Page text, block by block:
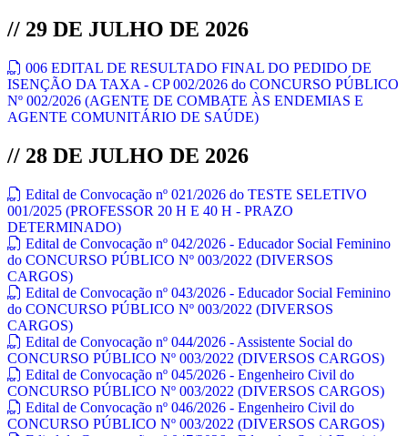
// 29 DE JULHO DE 2026
006 EDITAL DE RESULTADO FINAL DO PEDIDO DE
ISENÇÃO DA TAXA - CP 002/2026 do CONCURSO PÚBLICO
Nº 002/2026 (AGENTE DE COMBATE ÀS ENDEMIAS E
AGENTE COMUNITÁRIO DE SAÚDE)
// 28 DE JULHO DE 2026
Edital de Convocação nº 021/2026 do TESTE SELETIVO
001/2025 (PROFESSOR 20 H E 40 H - PRAZO
DETERMINADO)
Edital de Convocação nº 042/2026 - Educador Social Feminino
do CONCURSO PÚBLICO Nº 003/2022 (DIVERSOS
CARGOS)
Edital de Convocação nº 043/2026 - Educador Social Feminino
do CONCURSO PÚBLICO Nº 003/2022 (DIVERSOS
CARGOS)
Edital de Convocação nº 044/2026 - Assistente Social do
CONCURSO PÚBLICO Nº 003/2022 (DIVERSOS CARGOS)
Edital de Convocação nº 045/2026 - Engenheiro Civil do
CONCURSO PÚBLICO Nº 003/2022 (DIVERSOS CARGOS)
Edital de Convocação nº 046/2026 - Engenheiro Civil do
CONCURSO PÚBLICO Nº 003/2022 (DIVERSOS CARGOS)